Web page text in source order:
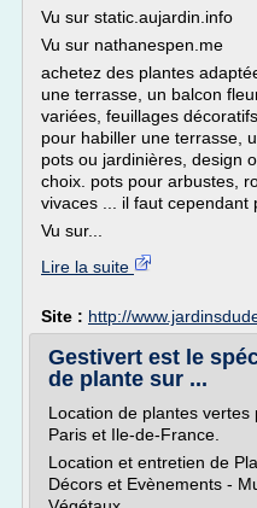
Vu sur static.aujardin.info
Vu sur nathanespen.me
achetez des plantes
une terrasse, un balcon
variées, feuillages
pour habiller une terrasse,
pots ou jardinières, design
choix. pots pour arbustes,
vivaces ... il faut cependant
Vu sur...
Lire la suite
Site : http://
Gestivert est le
de plante sur ...
Location de plantes
Paris et Ile-de-France.
Location et entretien de
Décors et Evènements -